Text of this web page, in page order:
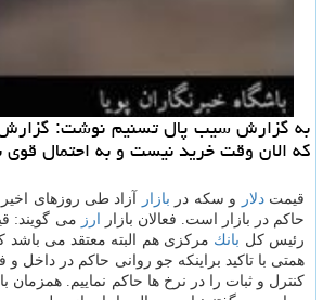
به گزارش سیب پال تسنیم نوشت: گزارش
كه الان وقت خرید نیست و به احتمال
قیمتدلار و سكه در بازار
آزاد طی روزهای
حاكم در بازار است. فعالان بازار
ارز می گویند:
رئیس كل بانك مركزی هم البته معتقد می
همتی با تاكید براینكه جو روانی حاكم در داخل
كنترل و ثبات را در نرخ ها حاكم نماییم.